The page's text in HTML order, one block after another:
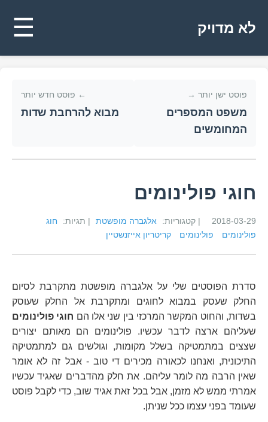
לא מדויק ☰
פוסט ישן יותר →
משפט המספרים
המחומשים
← פוסט חדש יותר
מבוא להרחבת שדות
חוגי פולינומים
2018-03-29 | קטגוריות: אלגברה מופשטת | תגיות:
חוג
פולינומים
פולינומים קריטריון אייזנשטיין
סדרת הפוסטים שלי על אלגברה מופשטת מתקרבת לסיום
החלק שעסק במבוא לחוגים ומתקרבת אל החלק שעוסק
בשדות, והחוט המקשר המרכזי בין שני אלו הם חוגי פולינומים
שעליהם ארצה לדבר עכשיו. פולינומים הם מאותם יצורים
שצצים במתמטיקה בשלל מקומות, וגולשים גם למתמטיקה
התיכונית, ואנחנו לכאורה מכירים די טוב - אבל זה לא אומר
שאין הרבה מה לומר עליהם. את חלק מהדברים שאגיד עכשיו
אמרתי ממש לא מזמן, אבל בכל זאת אגיד שוב, כדי לקבל פוסט
שעומד בפני עצמו ככל שניתן.